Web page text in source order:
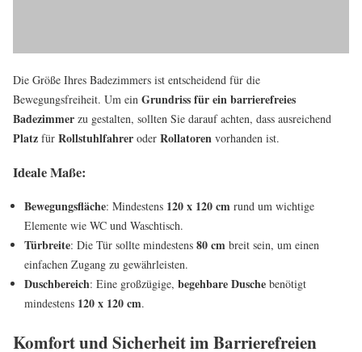
Die Größe Ihres Badezimmers ist entscheidend für die
Bewegungsfreiheit. Um ein Grundriss für ein barrierefreies
Badezimmer zu gestalten, sollten Sie darauf achten, dass ausreichend
Platz für Rollstuhlfahrer oder Rollatoren vorhanden ist.
Ideale Maße:
Bewegungsfläche: Mindestens 120 x 120 cm rund um wichtige
Elemente wie WC und Waschtisch.
Türbreite: Die Tür sollte mindestens 80 cm breit sein, um einen
einfachen Zugang zu gewährleisten.
Duschbereich: Eine großzügige, begehbare Dusche benötigt
mindestens 120 x 120 cm.
Komfort und Sicherheit im Barrierefreien